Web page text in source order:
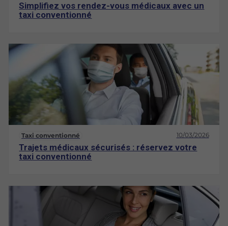
Simplifiez vos rendez-vous médicaux avec un
taxi conventionné
Taxi conventionné 10/03/2026
Trajets médicaux sécurisés : réservez votre
taxi conventionné